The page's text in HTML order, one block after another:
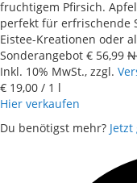
fruchtigem Pfirsich.
perfekt für erfrischende
Eistee-Kreationen oder
Sonderangebot € 56,99
Inkl. 10% MwSt., zzgl.
€ 19,00 / 1 l
Hier verkaufen
Du benötigst mehr?